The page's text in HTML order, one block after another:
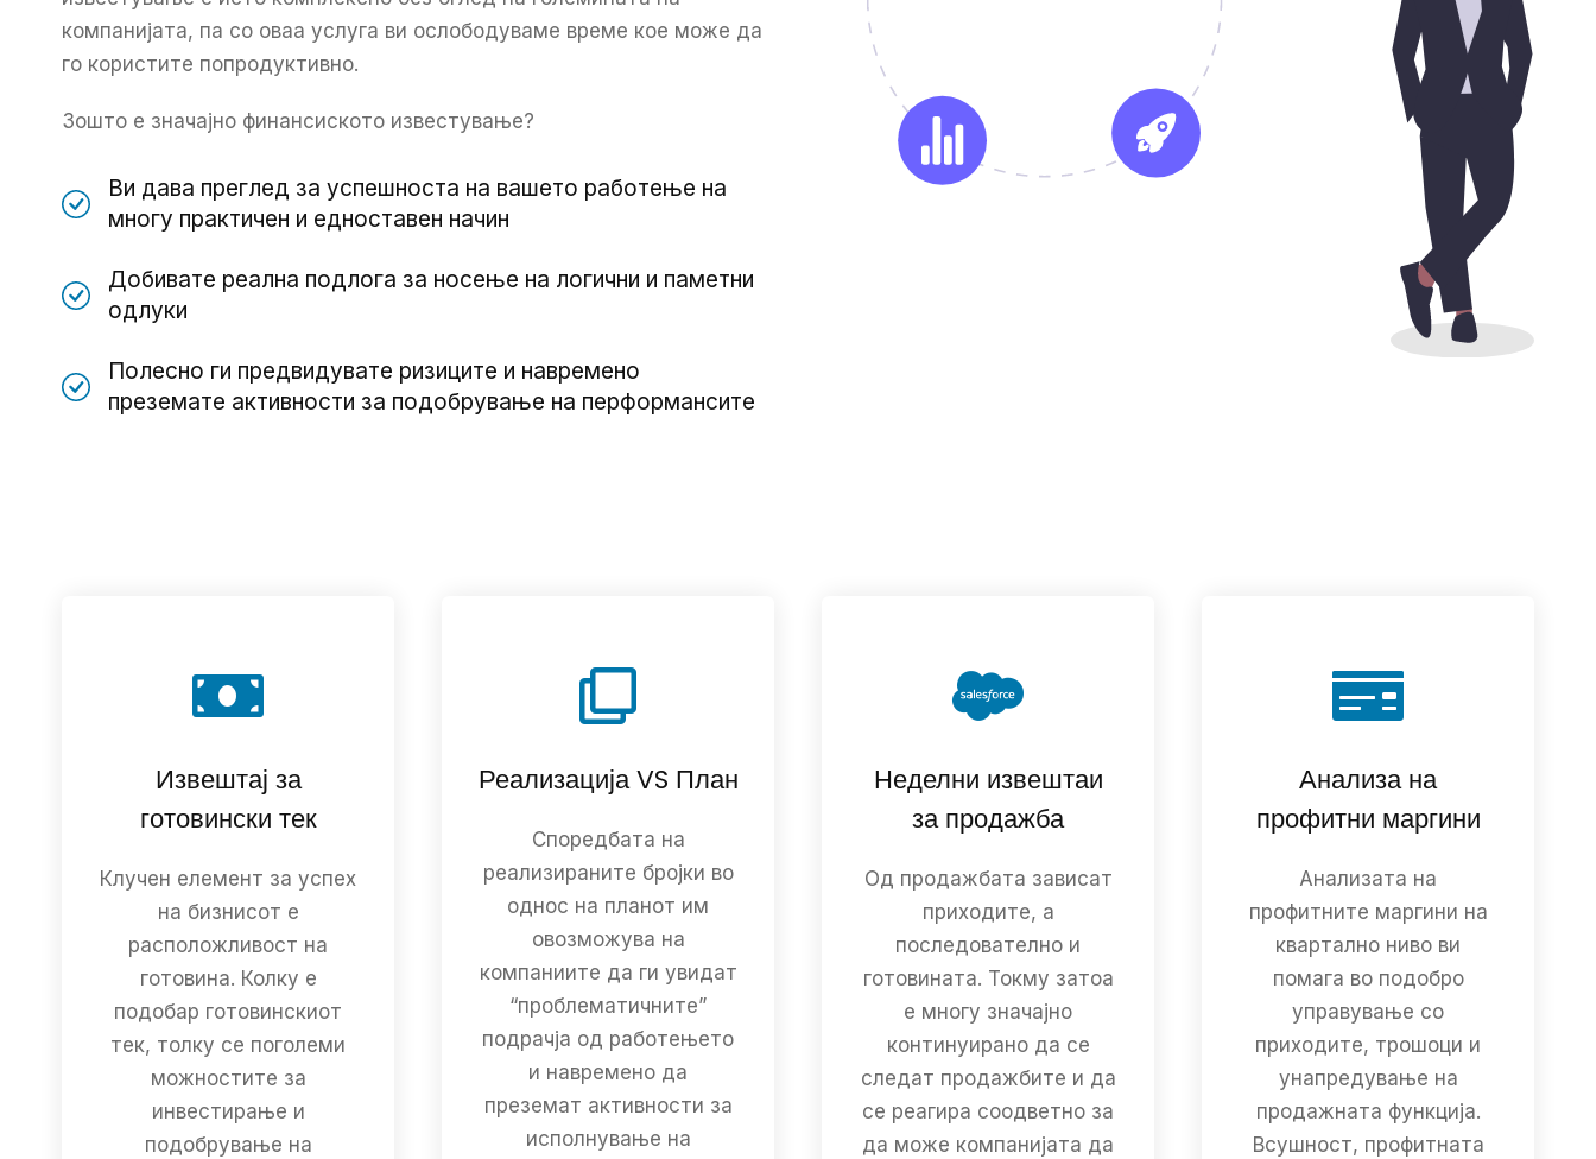
компанијата, па со оваа услуга ви ослободуваме време кое може да
го користите попродуктивно.
Зошто е значајно финансиското известување?
Ви дава преглед за успешноста на вашето работење на
многу практичен и едноставен начин
Добивате реална подлога за носење на логични и паметни
одлуки
Полесно ги предвидувате ризиците и навремено
преземате активности за подобрување на перформансите
Извештај за
готовински тек
Клучен елемент за успех
на бизнисот е
расположливост на
готовина. Колку е
подобар готовинскиот
тек, толку се поголеми
можностите за
инвестирање и
подобрување на
Реализација VS План
Споредбата на
реализираните бројки во
однос на планот им
овозможува на
компаниите да ги увидат
“проблематичните”
подрачја од работењето
и навремено да
преземат активности за
исполнување на
Неделни извештаи
за продажба
Од продажбата зависат
приходите, а
последователно и
готовината. Токму затоа
е многу значајно
континуирано да се
следат продажбите и да
се реагира соодветно за
да може компанијата да
Анализа на
профитни маргини
Анализата на
профитните маргини на
квартално ниво ви
помага во подобро
управување со
приходите, трошоци и
унапредување на
продажната функција.
Всушност, профитната